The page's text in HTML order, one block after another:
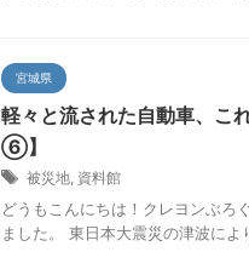
宮城県
軽々と流された自動車、こ
⑥】
被災地, 資料館
どうもこんにちは！クレヨンぶろ
ました。 東日本大震災の津波に